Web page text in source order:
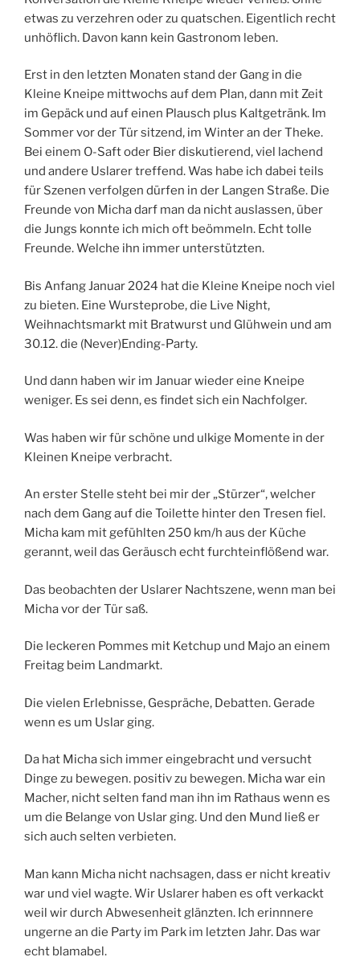
etwas zu verzehren oder zu quatschen. Eigentlich recht
unhöflich. Davon kann kein Gastronom leben.
Erst in den letzten Monaten stand der Gang in die
Kleine Kneipe mittwochs auf dem Plan, dann mit Zeit
im Gepäck und auf einen Plausch plus Kaltgetränk. Im
Sommer vor der Tür sitzend, im Winter an der Theke.
Bei einem O-Saft oder Bier diskutierend, viel lachend
und andere Uslarer treffend. Was habe ich dabei teils
für Szenen verfolgen dürfen in der Langen Straße. Die
Freunde von Micha darf man da nicht auslassen, über
die Jungs konnte ich mich oft beömmeln. Echt tolle
Freunde. Welche ihn immer unterstützten.
Bis Anfang Januar 2024 hat die Kleine Kneipe noch viel
zu bieten. Eine Wursteprobe, die Live Night,
Weihnachtsmarkt mit Bratwurst und Glühwein und am
30.12. die (Never)Ending-Party.
Und dann haben wir im Januar wieder eine Kneipe
weniger. Es sei denn, es findet sich ein Nachfolger.
Was haben wir für schöne und ulkige Momente in der
Kleinen Kneipe verbracht.
An erster Stelle steht bei mir der „Stürzer“, welcher
nach dem Gang auf die Toilette hinter den Tresen fiel.
Micha kam mit gefühlten 250 km/h aus der Küche
gerannt, weil das Geräusch echt furchteinflößend war.
Das beobachten der Uslarer Nachtszene, wenn man bei
Micha vor der Tür saß.
Die leckeren Pommes mit Ketchup und Majo an einem
Freitag beim Landmarkt.
Die vielen Erlebnisse, Gespräche, Debatten. Gerade
wenn es um Uslar ging.
Da hat Micha sich immer eingebracht und versucht
Dinge zu bewegen. positiv zu bewegen. Micha war ein
Macher, nicht selten fand man ihn im Rathaus wenn es
um die Belange von Uslar ging. Und den Mund ließ er
sich auch selten verbieten.
Man kann Micha nicht nachsagen, dass er nicht kreativ
war und viel wagte. Wir Uslarer haben es oft verkackt
weil wir durch Abwesenheit glänzten. Ich erinnnere
ungerne an die Party im Park im letzten Jahr. Das war
echt blamabel.